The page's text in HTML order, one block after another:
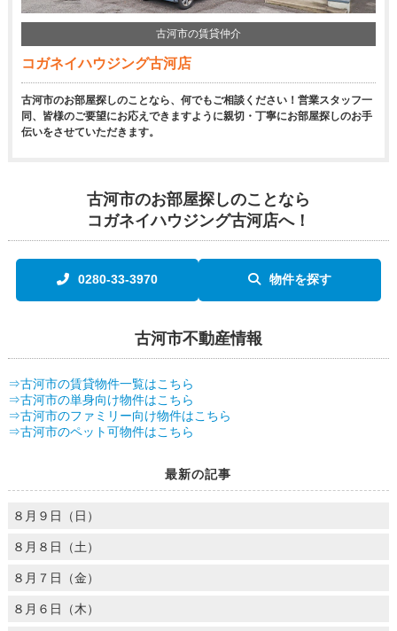
古河市の賃貸仲介
コガネイハウジング古河店
古河市のお部屋探しのことなら、何でもご相談ください！営業スタッフ一
同、皆様のご要望にお応えできますように親切・丁寧にお部屋探しのお手
伝いをさせていただきます。
古河市のお部屋探しのことなら
コガネイハウジング古河店へ！
0280-33-3970 物件を探す
古河市不動産情報
⇒古河市の賃貸物件一覧はこちら
⇒古河市の単身向け物件はこちら
⇒古河市のファミリー向け物件はこちら
⇒古河市のペット可物件はこちら
最新の記事
８月９日（日）
８月８日（土）
８月７日（金）
８月６日（木）